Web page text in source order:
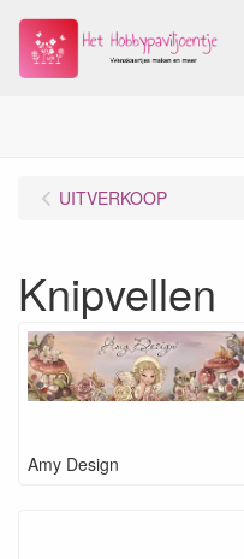
UITVERKOOP
Knipvellen
Amy Design